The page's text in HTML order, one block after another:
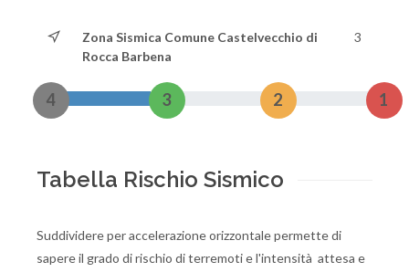
Zona Sismica Comune Castelvecchio di
Rocca Barbena
3
4 3 2 1
Tabella Rischio Sismico
Suddividere per accelerazione orizzontale permette di
sapere il grado di rischio di terremoti e l'intensità attesa e